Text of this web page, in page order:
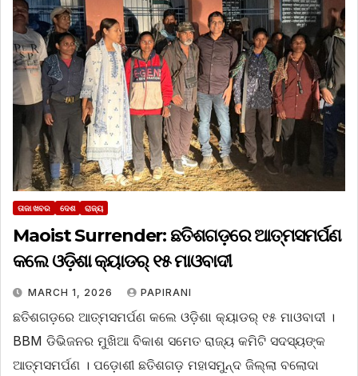
ତାଜା ଖବର ଦେଶ ରାଜ୍ୟ
Maoist Surrender: ଛତିଶଗଡ଼ରେ ଆତ୍ମସମର୍ପଣ
କଲେ ଓଡ଼ିଶା କ୍ୟାଡର୍ ୧୫ ମାଓବାଦୀ
MARCH 1, 2026 PAPIRANI
ଛତିଶଗଡ଼ରେ ଆତ୍ମସମର୍ପଣ କଲେ ଓଡ଼ିଶା କ୍ୟାଡର୍ ୧୫ ମାଓବାଦୀ ।
BBM ଡିଭିଜନର ମୁଖିଆ ବିକାଶ ସମେତ ରାଜ୍ୟ କମିଟି ସଦସ୍ୟଙ୍କ
ଆତ୍ମସମର୍ପଣ । ପଡ଼ୋଶୀ ଛତିଶଗଡ଼ ମହାସମୁନ୍ଦ ଜିଲ୍ଲା ବଲୋଦା